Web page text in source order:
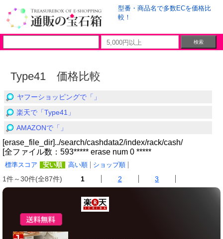
型番・商品名で多数ECを価格比
較！
Type41 価格比較
ヤフーショッピングで「」
楽天で「Type41」
AMAZONで「」
[erase_file_dir]../search/cashdata2/index/rack/cash/
[全ファイル数：593***** erase num 0 *****
標準スコア 安い順 高い順 ショップ順
1件～30件(全87件) 1 2 3